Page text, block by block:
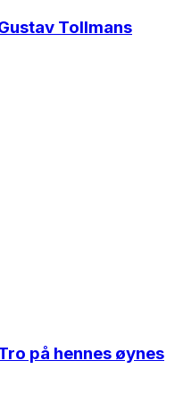
Tollmans
på hennes øynes